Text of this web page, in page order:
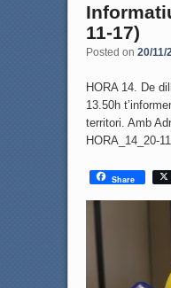
11-17)
Posted on 20/11/
HORA 14. De
13.50h
territori. Amb
HORA_14_20-
Share